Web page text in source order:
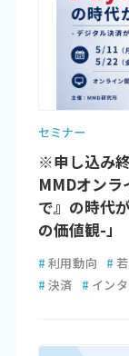
セミナー
※申し込み
MMDオン
で』の時代
の価値観-」
# 利用動向 #
# 決済 # イン